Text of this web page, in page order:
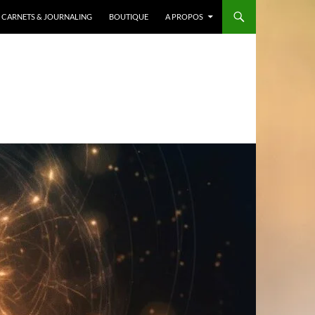
CARNETS & JOURNALING BOUTIQUE A PROPOS